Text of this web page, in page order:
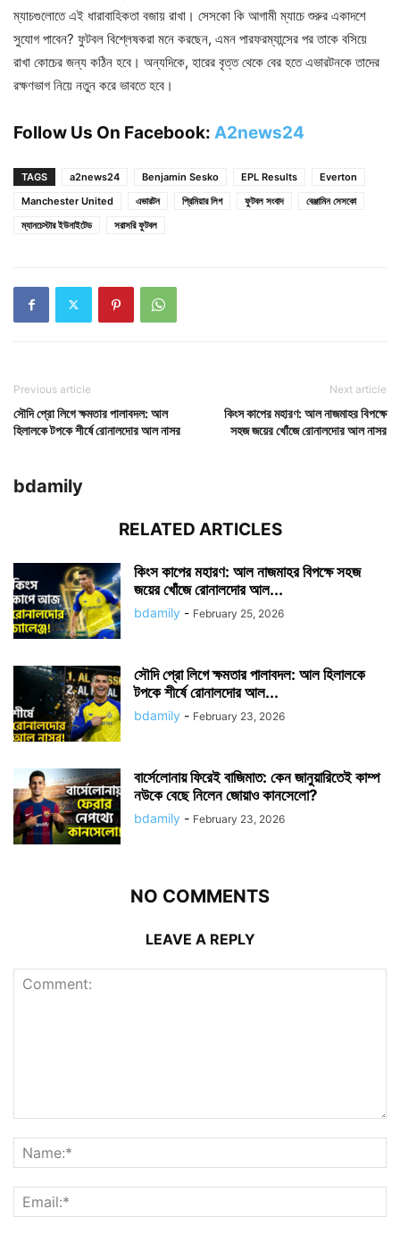
ম্যাচগুলোতে এই ধারাবাহিকতা বজায় রাখা। সেসকো কি আগামী ম্যাচে শুরুর একাদশে
সুযোগ পাবেন? ফুটবল বিশ্লেষকরা মনে করছেন, এমন পারফরম্যান্সের পর তাকে বসিয়ে
রাখা কোচের জন্য কঠিন হবে। অন্যদিকে, হারের বৃত্ত থেকে বের হতে এভারটনকে তাদের
রক্ষণভাগ নিয়ে নতুন করে ভাবতে হবে।
Follow Us On Facebook: A2news24
TAGS a2news24 Benjamin Sesko EPL Results
Everton
Manchester United
এভারটন প্রিমিয়ার লিগ ফুটবল সংবাদ
বেঞ্জামিন সেসকো
ম্যানচেস্টার ইউনাইটেড
সরাসরি ফুটবল
Previous article
সৌদি প্রো লিগে ক্ষমতার পালাবদল: আল
হিলালকে টপকে শীর্ষে রোনালদোর আল নাসর
Next article
কিংস কাপের মহারণ: আল নাজমাহর বিপক্ষে
সহজ জয়ের খোঁজে রোনালদোর আল নাসর
bdamily
RELATED ARTICLES
কিংস কাপের মহারণ: আল নাজমাহর বিপক্ষে সহজ
জয়ের খোঁজে রোনালদোর আল...
bdamily - February 25, 2026
সৌদি প্রো লিগে ক্ষমতার পালাবদল: আল হিলালকে
টপকে শীর্ষে রোনালদোর আল...
bdamily - February 23, 2026
বার্সেলোনায় ফিরেই বাজিমাত: কেন জানুয়ারিতেই কাম্প
নউকে বেছে নিলেন জোয়াও কানসেলো?
bdamily - February 23, 2026
NO COMMENTS
LEAVE A REPLY